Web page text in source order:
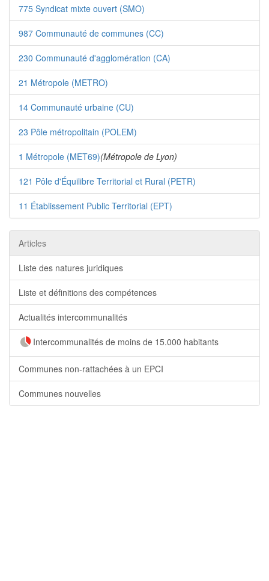
775 Syndicat mixte ouvert (SMO)
987 Communauté de communes (CC)
230 Communauté d'agglomération (CA)
21 Métropole (METRO)
14 Communauté urbaine (CU)
23 Pôle métropolitain (POLEM)
1 Métropole (MET69)(Métropole de Lyon)
121 Pôle d'Équilibre Territorial et Rural (PETR)
11 Établissement Public Territorial (EPT)
Articles
Liste des natures juridiques
Liste et définitions des compétences
Actualités intercommunalités
Intercommunalités de moins de 15.000 habitants
Communes non-rattachées à un EPCI
Communes nouvelles